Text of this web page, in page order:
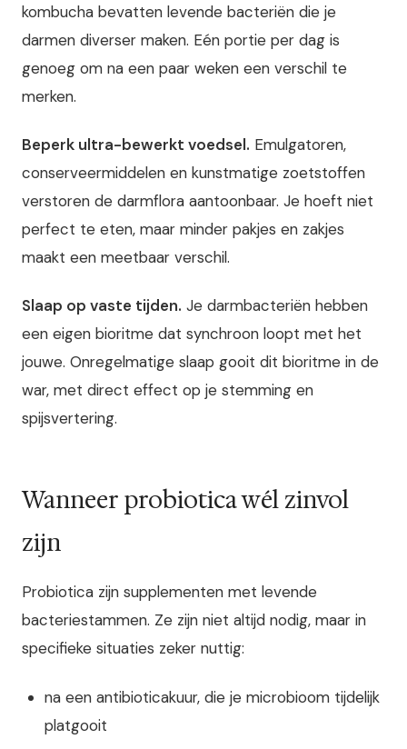
kombucha bevatten levende bacteriën die je
darmen diverser maken. Eén portie per dag is
genoeg om na een paar weken een verschil te
merken.
Beperk ultra-bewerkt voedsel. Emulgatoren,
conserveermiddelen en kunstmatige zoetstoffen
verstoren de darmflora aantoonbaar. Je hoeft niet
perfect te eten, maar minder pakjes en zakjes
maakt een meetbaar verschil.
Slaap op vaste tijden. Je darmbacteriën hebben
een eigen bioritme dat synchroon loopt met het
jouwe. Onregelmatige slaap gooit dit bioritme in de
war, met direct effect op je stemming en
spijsvertering.
Wanneer probiotica wél zinvol
zijn
Probiotica zijn supplementen met levende
bacteriestammen. Ze zijn niet altijd nodig, maar in
specifieke situaties zeker nuttig:
na een antibioticakuur, die je microbioom tijdelijk
platgooit